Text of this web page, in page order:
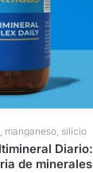
manganeso, silicio
Diario:
de minerales